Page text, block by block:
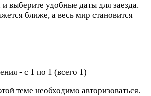
выберите удобные даты для заезда.
ближе, а весь мир становится
- с 1 по 1 (всего 1)
теме необходимо авторизоваться.